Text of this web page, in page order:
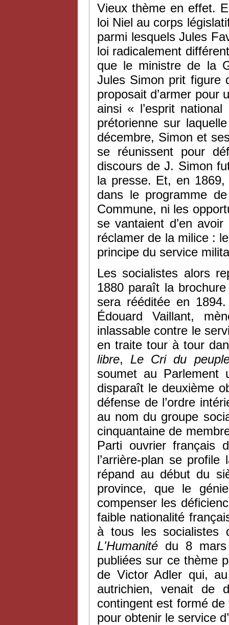
Vieux thème en effet.
loi Niel au corps
parmi lesquels Jules
loi radicalement
que le ministre de la
Jules Simon prit figure
proposait d’armer pour
ainsi « l’esprit
prétorienne sur
décembre, Simon et
se réunissent pour
discours de J. Simon
la presse. Et, en 1869,
dans le programme
Commune, ni les
se vantaient d’en
réclamer de la milice :
principe du service
Les socialistes alors
1880 paraît la
sera rééditée en
Édouard Vaillant,
inlassable contre le
en traite tour à tour
libre, Le Cri du
soumet au Parlement
disparaît le deuxième
défense de l’ordre
au nom du groupe
cinquantaine de
Parti ouvrier français
l’arrière-plan se profile
répand au début du
province, que le
compenser les
faible nationalité
à tous les socialistes
L'Humanité du 8 mars
publiées sur ce thème
de Victor Adler qui,
autrichien, venait de
contingent est formé
pour obtenir le service